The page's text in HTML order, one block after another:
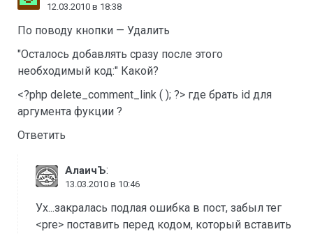
12.03.2010 в 18:38
По поводу кнопки — Удалить
"Осталось добавлять сразу после этого
необходимый код:" Какой?
<?php delete_comment_link ( ); ?> где брать id для
аргумента фукции ?
Ответить
АлаичЪ:
13.03.2010 в 10:46
Ух...закралась подлая ошибка в пост, забыл тег
<pre> поставить перед кодом, который вставить